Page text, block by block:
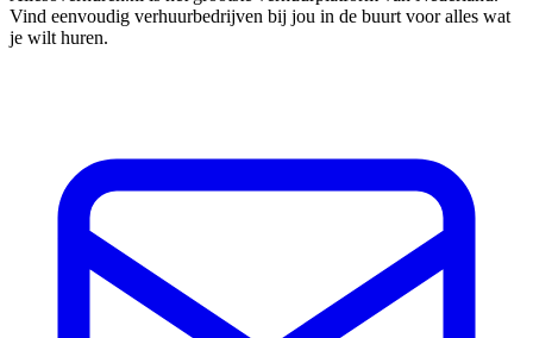
Vind eenvoudig verhuurbedrijven bij jou in de buurt voor alles wat
je wilt huren.